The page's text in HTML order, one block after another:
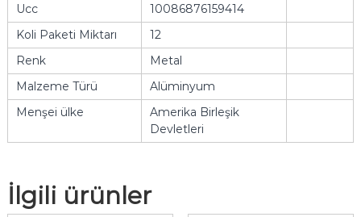
Ucc
10086876159414
Koli Paketi Miktarı
12
Renk
Metal
Malzeme Türü
Alüminyum
Menşei ülke
Amerika Birleşik
Devletleri
İlgili ürünler